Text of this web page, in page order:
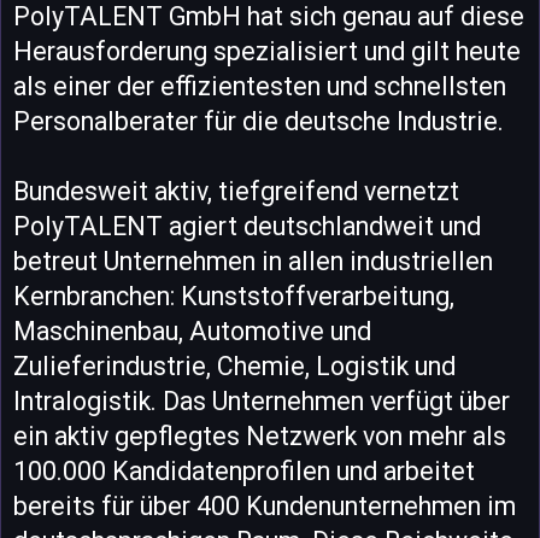
PolyTALENT GmbH hat sich genau auf diese
Herausforderung spezialisiert und gilt heute
als einer der effizientesten und schnellsten
Personalberater für die deutsche Industrie.
Bundesweit aktiv, tiefgreifend vernetzt
PolyTALENT agiert deutschlandweit und
betreut Unternehmen in allen industriellen
Kernbranchen: Kunststoffverarbeitung,
Maschinenbau, Automotive und
Zulieferindustrie, Chemie, Logistik und
Intralogistik. Das Unternehmen verfügt über
ein aktiv gepflegtes Netzwerk von mehr als
100.000 Kandidatenprofilen und arbeitet
bereits für über 400 Kundenunternehmen im